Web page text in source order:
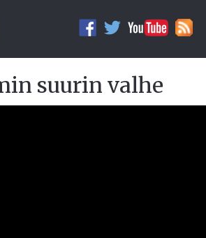
suurin valhe